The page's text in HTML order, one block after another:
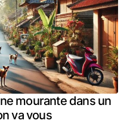
mourante dans un
va vous